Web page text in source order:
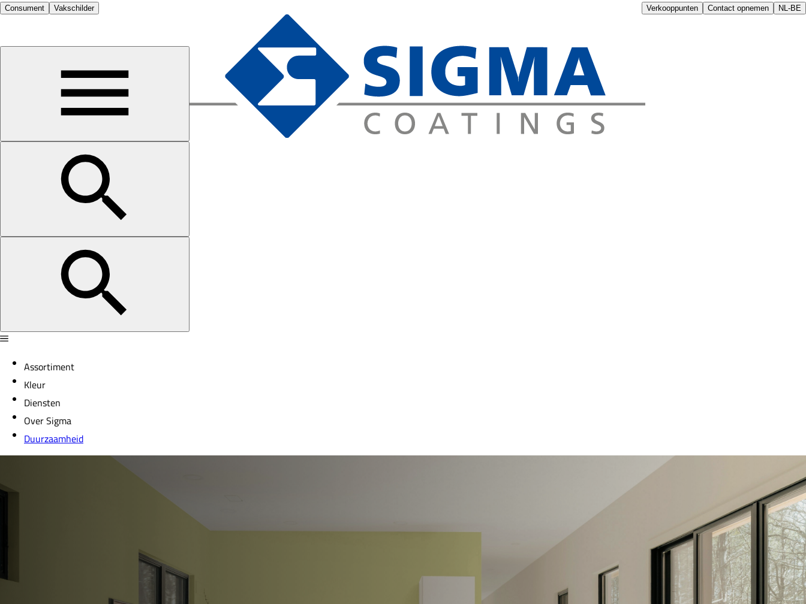
Consument Vakschilder Verkooppunten Contact opnemen NL-BE
Assortiment
Kleur
Diensten
Over Sigma
Duurzaamheid